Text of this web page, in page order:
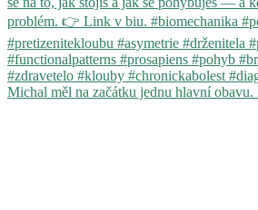
Michal měl na začátku jednu hlavní obavu.